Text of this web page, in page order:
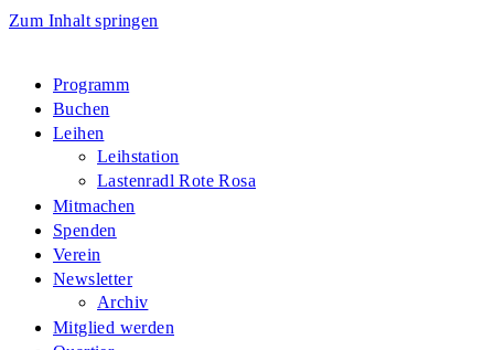
Zum Inhalt springen
Programm
Buchen
Leihen
Leihstation
Lastenradl Rote Rosa
Mitmachen
Spenden
Verein
Newsletter
Archiv
Mitglied werden